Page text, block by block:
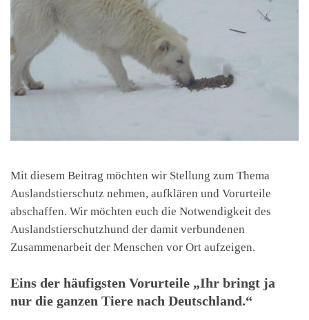
Mit diesem Beitrag möchten wir Stellung zum Thema
Auslandstierschutz nehmen, aufklären und Vorurteile
abschaffen. Wir möchten euch die Notwendigkeit des
Auslandstierschutzhund der damit verbundenen
Zusammenarbeit der Menschen vor Ort aufzeigen.
Eins der häufigsten Vorurteile „Ihr bringt ja
nur die ganzen Tiere nach Deutschland.“